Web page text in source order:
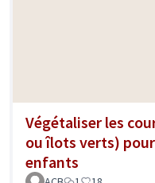
Végétaliser les
ou îlots verts)
enfants